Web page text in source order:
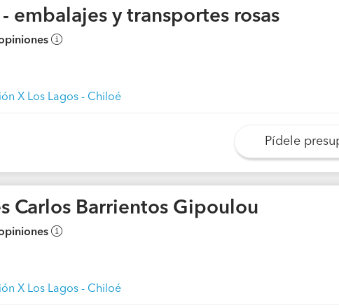
embalajes y transportes rosas
X Los Lagos - Chiloé
Pídele
Carlos Barrientos Gipoulou
X Los Lagos - Chiloé